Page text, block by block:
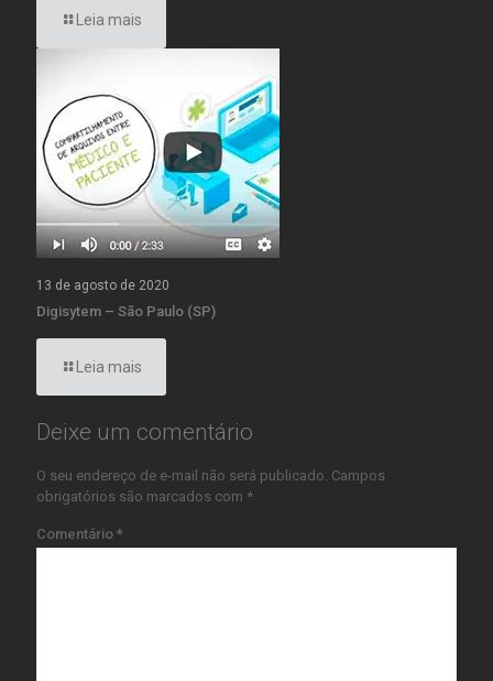
Leia mais
13 de agosto de 2020
Digisytem – São Paulo (SP)
Leia mais
Deixe um comentário
O seu endereço de e-mail não será publicado. Campos
obrigatórios são marcados com *
Comentário *